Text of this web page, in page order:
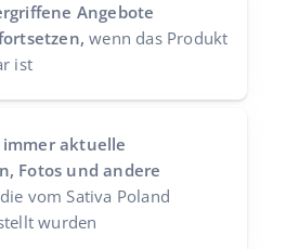
Angebote
wenn das Produkt
ist
immer aktuelle
Fotos und andere
die vom Sativa Poland
wurden